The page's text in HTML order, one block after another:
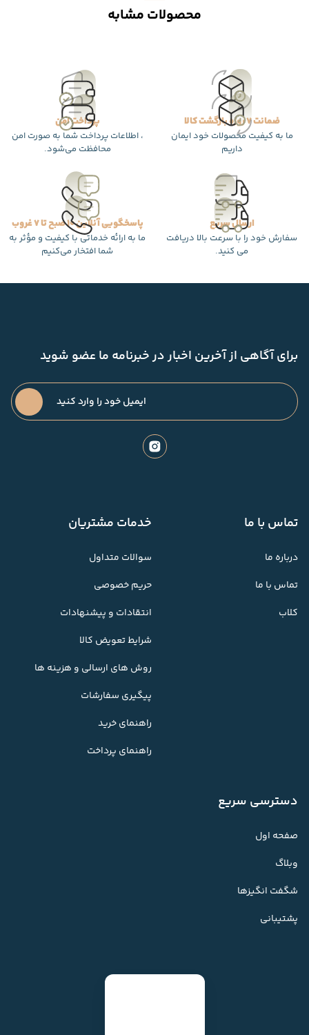
محصولات مشابه
ضمانت 7 روزه بازگشت کالا
ما به کیفیت محصولات خود ایمان
داریم
پرداخت امن
، اطلاعات پرداخت شما به صورت امن
محافظت می‌شود.
ارسال سریع
سفارش خود را با سرعت بالا دریافت
می کنید.
پاسخگویی آنلاین 10 صبح تا 7 غروب
ما به ارائه خدماتی با کیفیت و مؤثر به
شما افتخار می‌کنیم
برای آگاهی از آخرین اخبار در خبرنامه ما عضو شوید
تماس با ما
درباره ما
تماس با ما
کلاب
خدمات مشتریان
سوالات متداول
حریم خصوصی
انتقادات و پیشنهادات
شرایط تعویض کالا
روش های ارسالی و هزینه ها
پیگیری سفارشات
راهنمای خرید
راهنمای پرداخت
دسترسی سریع
صفحه اول
وبلاگ
شگفت انگیزها
پشتیبانی